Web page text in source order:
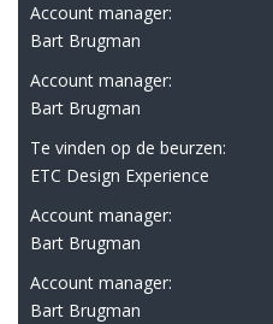
Account manager:
Bart Brugman
Account manager:
Bart Brugman
Te vinden op de beurzen:
ETC Design Experience
Account manager:
Bart Brugman
Account manager:
Bart Brugman